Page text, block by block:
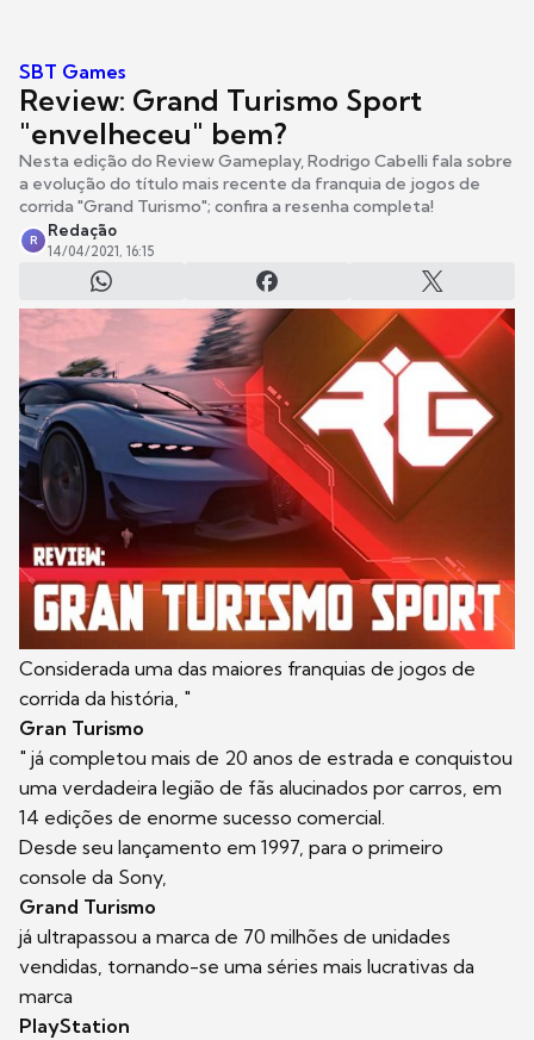
SBT Games
Review: Grand Turismo Sport
"envelheceu" bem?
Nesta edição do Review Gameplay, Rodrigo Cabelli fala sobre
a evolução do título mais recente da franquia de jogos de
corrida "Grand Turismo"; confira a resenha completa!
R
Redação
14/04/2021, 16:15
Considerada uma das maiores franquias de jogos de
corrida da história, "
Gran Turismo
" já completou mais de 20 anos de estrada e conquistou
uma verdadeira legião de fãs alucinados por carros, em
14 edições de enorme sucesso comercial.
Desde seu lançamento em 1997, para o primeiro
console da Sony,
Grand Turismo
já ultrapassou a marca de 70 milhões de unidades
vendidas, tornando-se uma séries mais lucrativas da
marca
PlayStation